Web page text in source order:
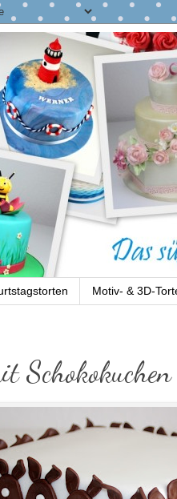
Motiv- & 3D-
Schokokuchen